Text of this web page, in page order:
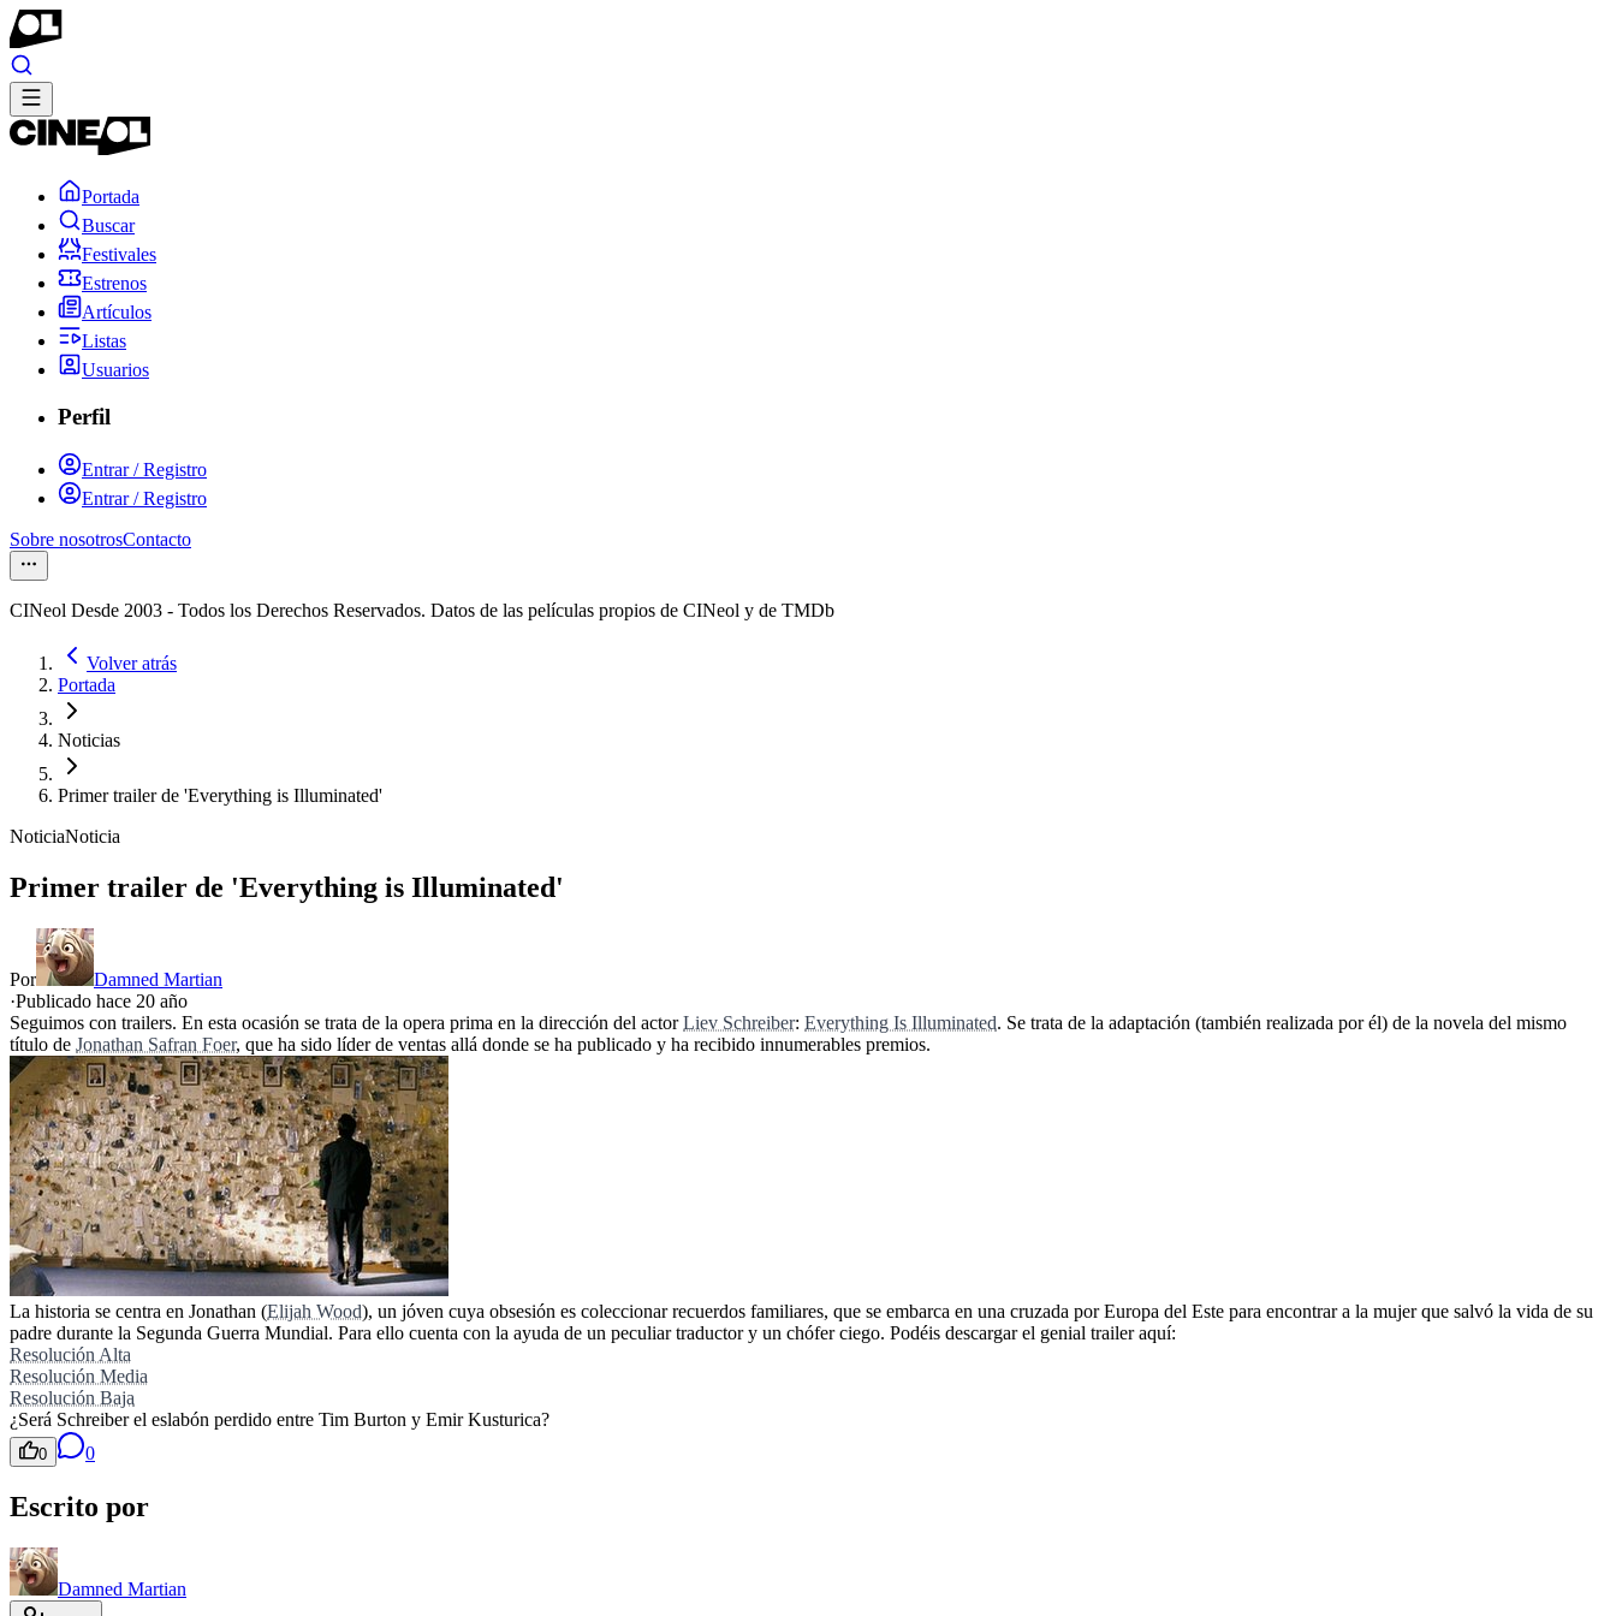
Portada
Buscar
Festivales
Estrenos
Artículos
Listas
Usuarios
Perfil
Entrar / Registro
Entrar / Registro
Sobre nosotrosContacto
CINeol Desde 2003 - Todos los Derechos Reservados. Datos de las películas propios de CINeol y de TMDb
Volver atrás
Portada
Noticias
Primer trailer de 'Everything is Illuminated'
NoticiaNoticia
Primer trailer de 'Everything is Illuminated'
Por
Damned Martian
·Publicado hace 20 año
Seguimos con trailers. En esta ocasión se trata de la opera prima en la dirección del actorLiev Schreiber: Everything Is Illuminated. Se trata de la adaptación (también realizada por él) de la novela del mismo
título de Jonathan Safran Foer, que ha sido líder de ventas allá donde se ha publicado y ha recibido innumerables premios.
La historia se centra en Jonathan (Elijah Wood), un jóven cuya obsesión es coleccionar recuerdos familiares, que se embarca en una cruzada por Europa del Este para encontrar a la mujer que salvó la vida de su
padre durante la Segunda Guerra Mundial. Para ello cuenta con la ayuda de un peculiar traductor y un chófer ciego. Podéis descargar el genial trailer aquí:
Resolución Alta
Resolución Media
Resolución Baja
¿Será Schreiber el eslabón perdido entre Tim Burton y Emir Kusturica?
0 0
Escrito por
Damned Martian